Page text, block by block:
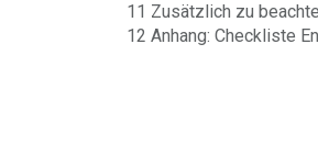
11 Zusätzlich zu
12 Anhang: Checkliste